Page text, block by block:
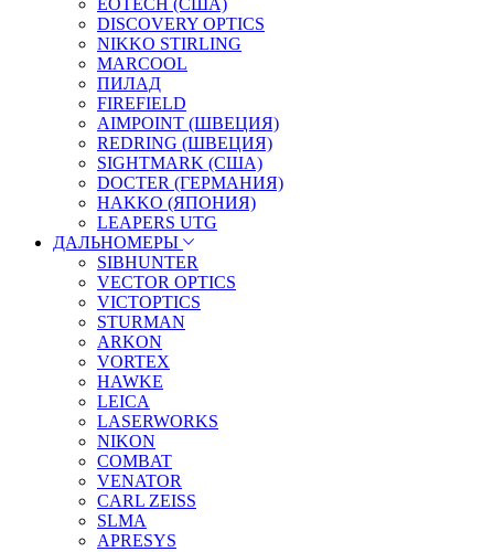
DISCOVERY OPTICS
NIKKO STIRLING
MARCOOL
ПИЛАД
FIREFIELD
AIMPOINT (ШВЕЦИЯ)
REDRING (ШВЕЦИЯ)
SIGHTMARK (США)
DOCTER (ГЕРМАНИЯ)
HAKKO (ЯПОНИЯ)
LEAPERS UTG
ДАЛЬНОМЕРЫ
SIBHUNTER
VECTOR OPTICS
VICTOPTICS
STURMAN
ARKON
VORTEX
HAWKE
LEICA
LASERWORKS
NIKON
COMBAT
VENATOR
CARL ZEISS
SLMA
APRESYS